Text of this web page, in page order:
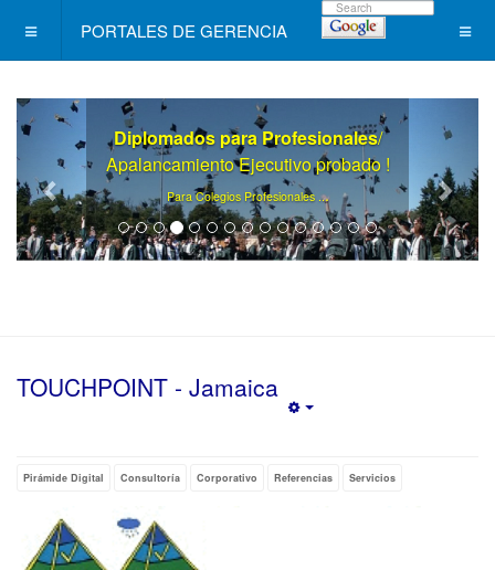
PORTALES DE GERENCIA
Diplomados para Profesionales/
Apalancamiento Ejecutivo probado !
Para Colegios Profesionales ...
TOUCHPOINT - Jamaica
Pirámide Digital Consultoría Corporativo Referencias Servicios